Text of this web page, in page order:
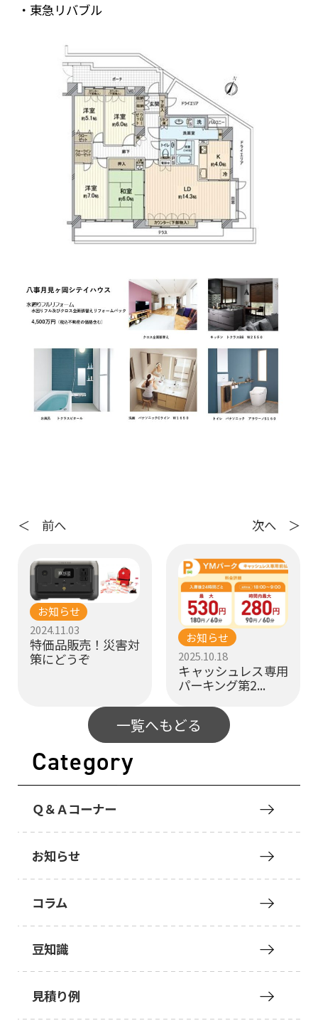
・東急リバブル
＜ 前へ
お知らせ
2024.11.03
特価品販売！災害対
策にどうぞ
次へ ＞
お知らせ
2025.10.18
キャッシュレス専用
パーキング第2...
一覧へもどる
Category
Ｑ＆Ａコーナー
お知らせ
コラム
豆知識
見積り例